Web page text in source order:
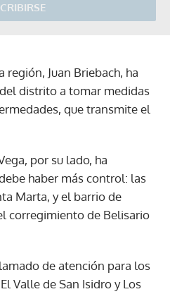
región, Juan Briebach, ha
distrito a tomar medidas
que transmite el
por su lado, ha
haber más control: las
Marta, y el barrio de
corregimiento de Belisario
de atención para los
Valle de San Isidro y Los